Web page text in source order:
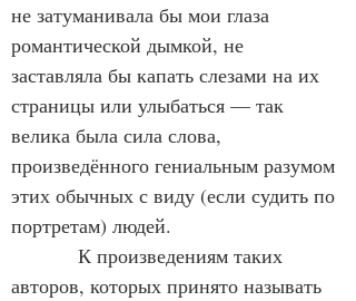
не затуманивала бы мои глаза
романтической дымкой, не
заставляла бы капать слезами на их
страницы или улыбаться — так
велика была сила слова,
произведённого гениальным разумом
этих обычных с виду (если судить по
портретам) людей.
авторов, которых принято называть